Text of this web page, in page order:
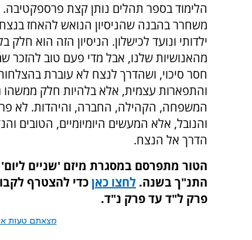
הלימוד בספר תהלים נותן קצת
משחרר בהבנה שהניסיון הנואש להאחז
ילדותי ונועד לכישלון. הניסיון הזה הוא חלק
מהאנושיות שלנו, אבל מדי פעם טוב להזכר
חסר סיכוי, ושהדרך לנצח לא עוברת
והתפארות עצמית, אלא בלהיות חלק ממשהו
המשפחה, הקהילה, החברה, והיהדות. לא
והנובל, אלא המעשים היומיומיים, הטובים
הדרך אל הנצח.
הטור מתפרסם במסגרת מיזם 'שניים
התנ"ך בשנה. לחצו כאןכדי להצטרף
פרק ל"ד עד פרק נ"ד.
מצאתם טעות או